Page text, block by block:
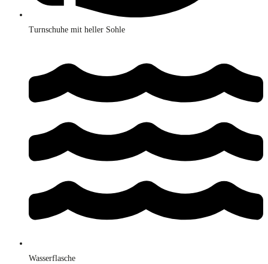
Turnschuhe mit heller Sohle
Wasserflasche